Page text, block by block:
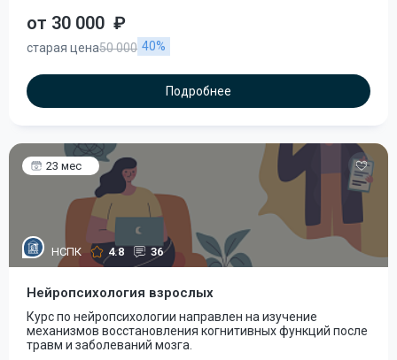
от 30 000 ₽
старая цена50 000 40%
Подробнее
23 мес
НСПК 4.8 36
Нейропсихология взрослых
Курс по нейропсихологии направлен на изучение
механизмов восстановления когнитивных функций после
травм и заболеваний мозга.